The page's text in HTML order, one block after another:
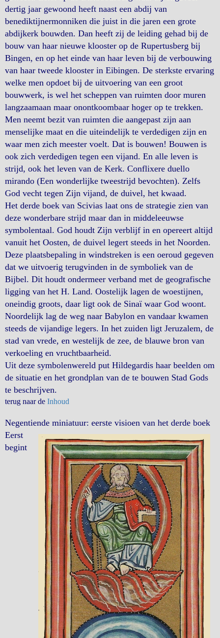
dertig jaar gewoond heeft naast een abdij van
benediktijnermonniken die juist in die jaren een grote
abdijkerk bouwden. Dan heeft zij de leiding gehad bij de
bouw van haar nieuwe klooster op de Rupertusberg bij
Bingen, en op het einde van haar leven bij de verbouwing
van haar tweede klooster in Eibingen. De sterkste ervaring
welke men opdoet bij de uitvoering van een groot
bouwwerk, is wel het scheppen van ruimten door muren
langzaamaan maar onontkoombaar hoger op te trekken.
Men neemt bezit van ruimten die aangepast zijn aan
menselijke maat en die uiteindelijk te verdedigen zijn en
waar men zich meester voelt. Dat is bouwen! Bouwen is
ook zich verdedigen tegen een vijand. En alle leven is
strijd, ook het leven van de Kerk. Conflixere duello
mirando (Een wonderlijke tweestrijd bevochten). Zelfs
God vecht tegen Zijn vijand, de duivel, het kwaad.
Het derde boek van Scivias laat ons de strategie zien van
deze wonderbare strijd maar dan in middeleeuwse
symbolentaal. God houdt Zijn verblijf in en opereert altijd
vanuit het Oosten, de duivel legert steeds in het Noorden.
Deze plaatsbepaling in windstreken is een oeroud gegeven
dat we uitvoerig terugvinden in de symboliek van de
Bijbel. Dit houdt ondermeer verband met de geografische
ligging van het H. Land. Oostelijk lagen de woestijnen,
oneindig groots, daar ligt ook de Sinaï waar God woont.
Noordelijk lag de weg naar Babylon en vandaar kwamen
steeds de vijandige legers. In het zuiden ligt Jeruzalem, de
stad van vrede, en westelijk de zee, de blauwe bron van
verkoeling en vruchtbaarheid.
Uit deze symbolenwereld put Hildegardis haar beelden om
de situatie en het grondplan van de te bouwen Stad Gods
te beschrijven.
terug naar de Inhoud
Negentiende miniatuur: eerste visioen van het derde boek
Eerst
begint